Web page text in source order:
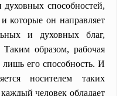
способностей,
которые он направляет
и духовных благ,
Таким образом, рабочая
лишь его способность. И
носителем таких
человек обладает